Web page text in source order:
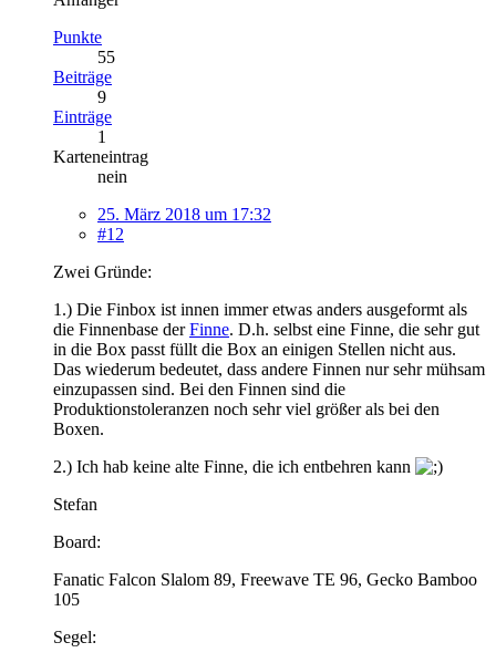
Punkte
55
Beiträge
9
Einträge
1
Karteneintrag
nein
25. März 2018 um 17:32
#12
Zwei Gründe:
1.) Die Finbox ist innen immer etwas anders ausgeformt als
die Finnenbase derFinne. D.h. selbst eine Finne, die sehr gut
in die Box passt füllt die Box an einigen Stellen nicht aus.
Das wiederum bedeutet, dass andere Finnen nur sehr mühsam
einzupassen sind. Bei den Finnen sind die
Produktionstoleranzen noch sehr viel größer als bei den
Boxen.
2.) Ich hab keine alte Finne, die ich entbehren kann
Stefan
Board:
Fanatic Falcon Slalom 89, Freewave TE 96, Gecko Bamboo
105
Segel: